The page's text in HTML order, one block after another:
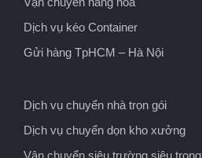
Dịch vụ kéo Container
Gửi hàng TpHCM – Hà Nội
Dịch vụ chuyển nhà trọn gói
Dịch vụ chuyển dọn kho xưởng
Vận chuyển siêu trường siêu trọng